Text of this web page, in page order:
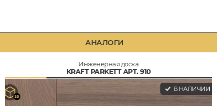
АНАЛОГИ
Инженерная доска
KRAFT PARKETT АРТ. 910
В НАЛИЧИИ